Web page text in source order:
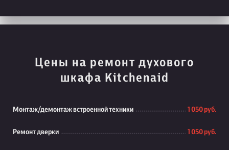
Цены на ремонт духового
шкафа Kitchenaid
Монтаж/демонтаж встроенной техники 1 050 руб.
Ремонт дверки 1 050 руб.